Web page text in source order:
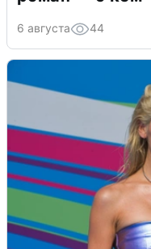
6 августа 44